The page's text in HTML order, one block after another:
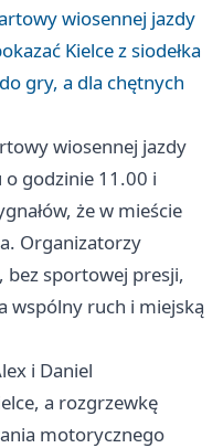
wiosennej jazdy
Kielce z siodełka
gry, a dla chętnych
wiosennej jazdy
o godzinie 11.00 i
że w mieście
Organizatorzy
bez sportowej presji,
wspólny ruch i miejską
i Daniel
a rozgrzewkę
motorycznego